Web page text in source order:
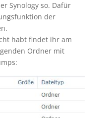
Synology so. Dafür
der
habt findet ihr am
Ordner mit